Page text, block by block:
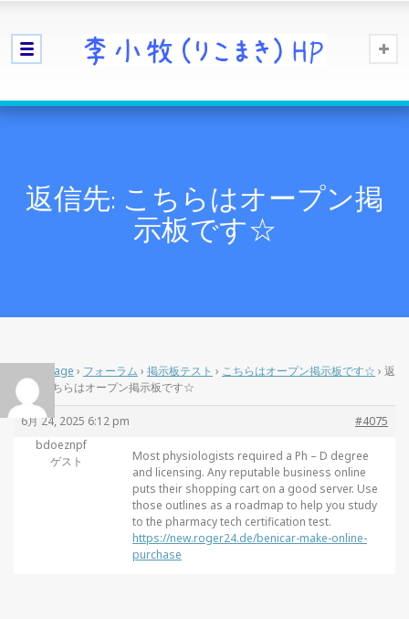
返信先: こちらはオープン掲
示板です☆
Home Page › フォーラム › 掲示板テスト › こちらはオープン掲示板です☆ › 返
信先: こちらはオープン掲示板です☆
6月 24, 2025 6:12 pm
#4075
bdoeznpf
ゲスト
Most physiologists required a Ph – D degree
and licensing. Any reputable business online
puts their shopping cart on a good server. Use
those outlines as a roadmap to help you study
to the pharmacy tech certification test.
https://new.roger24.de/benicar-make-online-
purchase